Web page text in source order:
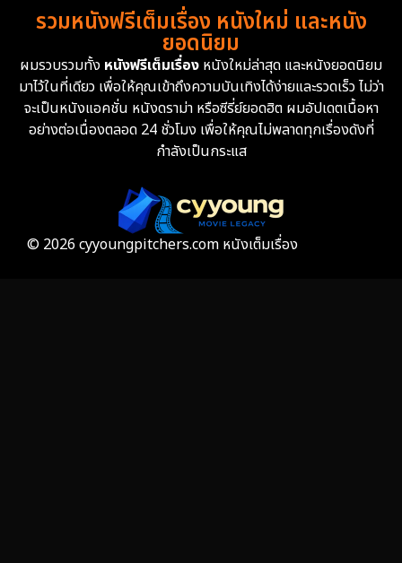
Family ครอบครัว 372
Fantasy จินตนาการ 339
Fiction 9
รวมหนังฟรีเต็มเรื่อง หนังใหม่ และหนัง
ยอดนิยม
ผมรวบรวมทั้ง หนังฟรีเต็มเรื่อง หนังใหม่ล่าสุด และหนังยอดนิยม
มาไว้ในที่เดียว เพื่อให้คุณเข้าถึงความบันเทิงได้ง่ายและรวดเร็ว ไม่ว่า
จะเป็นหนังแอคชั่น หนังดราม่า หรือซีรี่ย์ยอดฮิต ผมอัปเดตเนื้อหา
อย่างต่อเนื่องตลอด 24 ชั่วโมง เพื่อให้คุณไม่พลาดทุกเรื่องดังที่
กำลังเป็นกระแส
© 2026 cyyoungpitchers.com หนังเต็มเรื่อง